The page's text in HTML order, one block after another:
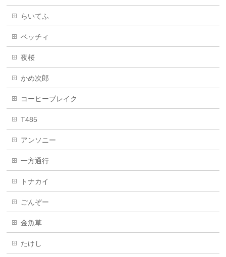
らいてふ
ベッチィ
夜桜
かめ次郎
コーヒーブレイク
T485
アンソニー
一方通行
トナカイ
ごんぞー
金魚草
たけし